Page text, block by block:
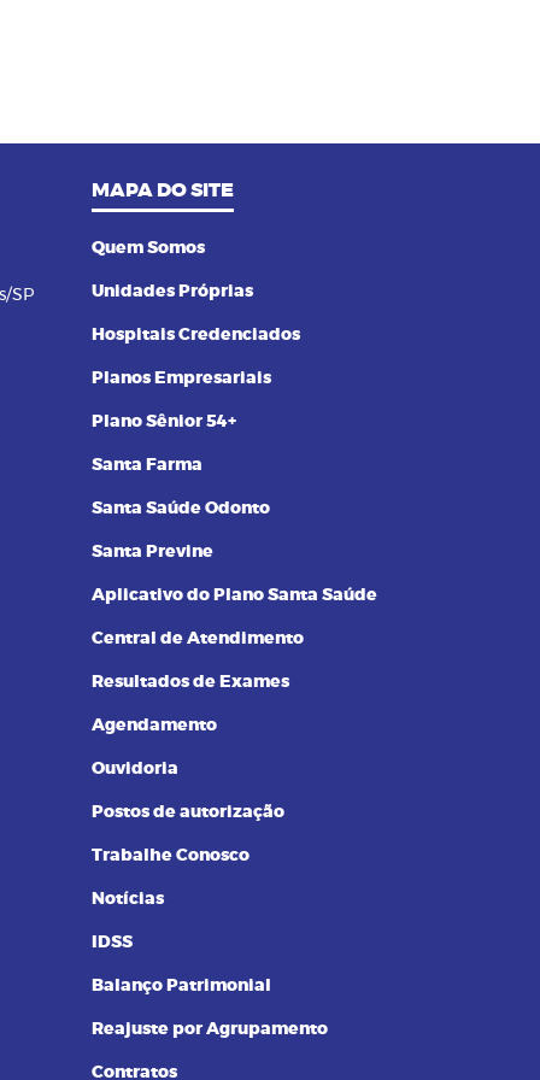
SP
MAPA DO SITE
Quem Somos
Unidades Próprias
Hospitais Credenciados
Planos Empresariais
Plano Sênior 54+
Santa Farma
Santa Saúde Odonto
Santa Previne
Aplicativo do Plano Santa Saúde
Central de Atendimento
Resultados de Exames
Agendamento
Ouvidoria
Postos de autorização
Trabalhe Conosco
Notícias
IDSS
Balanço Patrimonial
Reajuste por Agrupamento
Contratos